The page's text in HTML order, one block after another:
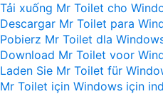
Tải xuống Mr Toilet cho
Descargar Mr Toilet para
Pobierz Mr Toilet dla
Download Mr Toilet voor
Laden Sie Mr Toilet für
Mr Toilet için Windows için